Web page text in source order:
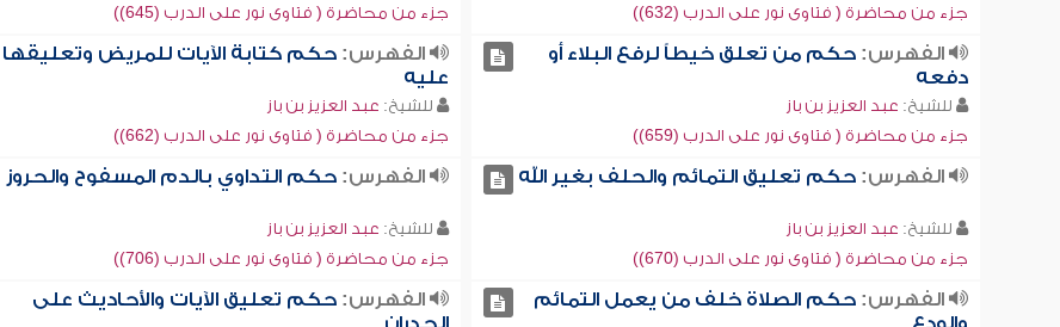
جزء من محاضرة ( فتاوى نور على الدرب (632))
جزء من محاضرة ( فتاوى نور على الدرب (645))
الفهرس:حكم من تعلق خيطاً لرفع البلاء أو
دفعه
للشيخ: عبد العزيز بن باز
جزء من محاضرة ( فتاوى نور على الدرب (659))
الفهرس: حكم كتابة الآيات للمريض وتعليقها
عليه
للشيخ: عبد العزيز بن باز
جزء من محاضرة ( فتاوى نور على الدرب (662))
الفهرس:حكم تعليق التمائم والحلف بغير الله
للشيخ: عبد العزيز بن باز
جزء من محاضرة ( فتاوى نور على الدرب (670))
الفهرس: حكم التداوي بالدم المسفوح والحروز
للشيخ: عبد العزيز بن باز
جزء من محاضرة ( فتاوى نور على الدرب (706))
الفهرس:حكم الصلاة خلف من يعمل التمائم
الفهرس: حكم تعليق الآيات والأحاديث على